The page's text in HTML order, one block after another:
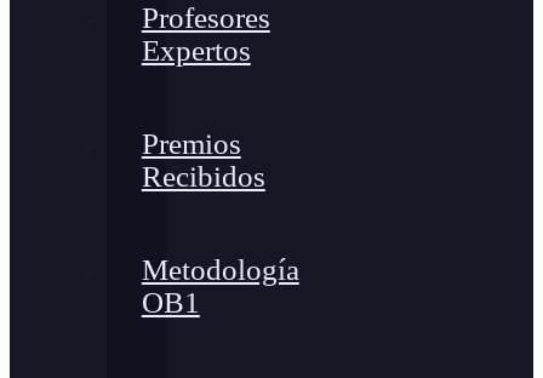
Profesores
Expertos
Premios
Recibidos
Metodología
OB1